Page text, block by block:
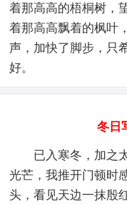
着那高高的梧桐树，
着那高高飘着的枫叶
声，加快了脚步，只
好。
冬日
已入寒冬，加之
光芒，我推开门顿时
头，看见天边一抹殷